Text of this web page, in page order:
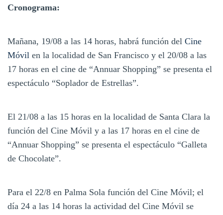
Cronograma:
Mañana, 19/08 a las 14 horas, habrá función del Cine
Móvil en la localidad de San Francisco y el 20/08 a las
17 horas en el cine de “Annuar Shopping” se presenta el
espectáculo “Soplador de Estrellas”.
El 21/08 a las 15 horas en la localidad de Santa Clara la
función del Cine Móvil y a las 17 horas en el cine de
“Annuar Shopping” se presenta el espectáculo “Galleta
de Chocolate”.
Para el 22/8 en Palma Sola función del Cine Móvil; el
día 24 a las 14 horas la actividad del Cine Móvil se